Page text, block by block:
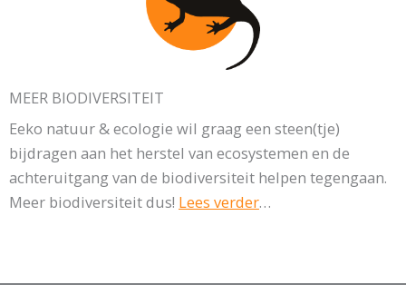
MEER BIODIVERSITEIT
Eeko natuur & ecologie wil graag een steen(tje)
bijdragen aan het herstel van ecosystemen en de
achteruitgang van de biodiversiteit helpen tegengaan.
Meer biodiversiteit dus! Lees verder…